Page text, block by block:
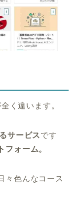
く違います。
サービスです
フォーム。
々色んなコース